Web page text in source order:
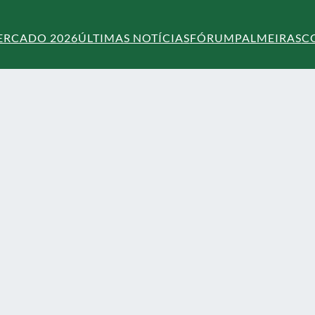
2026ÚLTIMAS NOTÍCIASFÓRUMPALMEIRAS